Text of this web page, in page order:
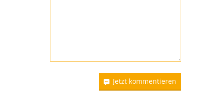
Jetzt kommentieren